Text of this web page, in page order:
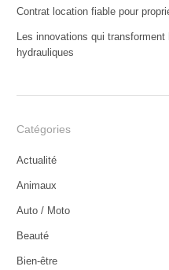
Contrat location fiable pour
Les innovations qui
hydrauliques
Catégories
Actualité
Animaux
Auto / Moto
Beauté
Bien-être